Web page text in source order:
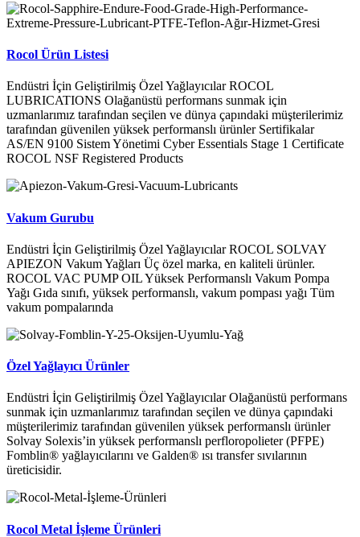
Rocol Ürün Listesi
Endüstri İçin Geliştirilmiş Özel Yağlayıcılar ROCOL
LUBRICATIONS Olağanüstü performans sunmak için
uzmanlarımız tarafından seçilen ve dünya çapındaki müşterilerimiz
tarafından güvenilen yüksek performanslı ürünler Sertifikalar
AS/EN 9100 Sistem Yönetimi Cyber Essentials Stage 1 Certificate
ROCOL NSF Registered Products
Vakum Gurubu
Endüstri İçin Geliştirilmiş Özel Yağlayıcılar ROCOL SOLVAY
APIEZON Vakum Yağları Üç özel marka, en kaliteli ürünler.
ROCOL VAC PUMP OIL Yüksek Performanslı Vakum Pompa
Yağı Gıda sınıfı, yüksek performanslı, vakum pompası yağı Tüm
vakum pompalarında
Özel Yağlayıcı Ürünler
Endüstri İçin Geliştirilmiş Özel Yağlayıcılar Olağanüstü performans
sunmak için uzmanlarımız tarafından seçilen ve dünya çapındaki
müşterilerimiz tarafından güvenilen yüksek performanslı ürünler
Solvay Solexis’in yüksek performanslı perfloropolieter (PFPE)
Fomblin® yağlayıcılarını ve Galden® ısı transfer sıvılarının
üreticisidir.
Rocol Metal İşleme Ürünleri